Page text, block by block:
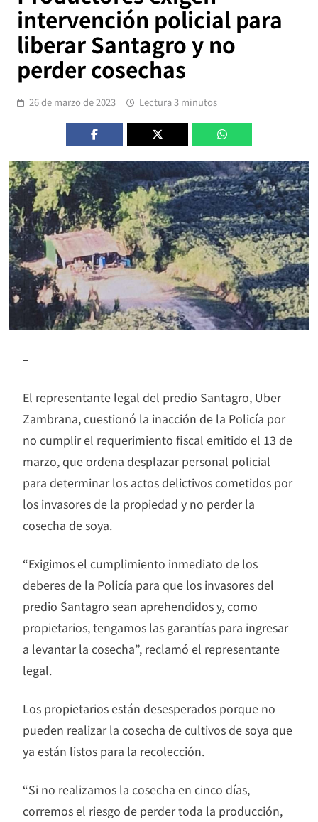
intervención policial para
liberar Santagro y no
perder cosechas
26 de marzo de 2023 Lectura 3 minutos
–
El representante legal del predio Santagro, Uber
Zambrana, cuestionó la inacción de la Policía por
no cumplir el requerimiento fiscal emitido el 13 de
marzo, que ordena desplazar personal policial
para determinar los actos delictivos cometidos por
los invasores de la propiedad y no perder la
cosecha de soya.
“Exigimos el cumplimiento inmediato de los
deberes de la Policía para que los invasores del
predio Santagro sean aprehendidos y, como
propietarios, tengamos las garantías para ingresar
a levantar la cosecha”, reclamó el representante
legal.
Los propietarios están desesperados porque no
pueden realizar la cosecha de cultivos de soya que
ya están listos para la recolección.
“Si no realizamos la cosecha en cinco días,
corremos el riesgo de perder toda la producción,